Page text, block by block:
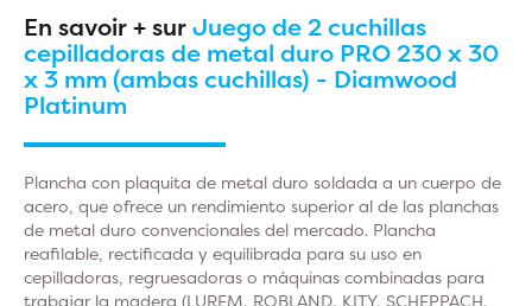
En savoir + surJuego de 2 cuchillas
cepilladoras de metal duro PRO 230 x 30
x 3 mm (ambas cuchillas) - Diamwood
Platinum
Plancha con plaquita de metal duro soldada a un cuerpo de
acero, que ofrece un rendimiento superior al de las planchas
de metal duro convencionales del mercado. Plancha
reafilable, rectificada y equilibrada para su uso en
cepilladoras, regruesadoras o máquinas combinadas para
trabajar la madera (LUREM, ROBLAND, KITY, SCHEPPACH,